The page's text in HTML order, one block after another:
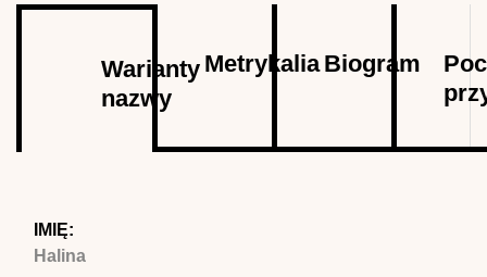
Warianty
nazwy
karta)
MetrykaliaBiogram
IMIĘ:
Halina